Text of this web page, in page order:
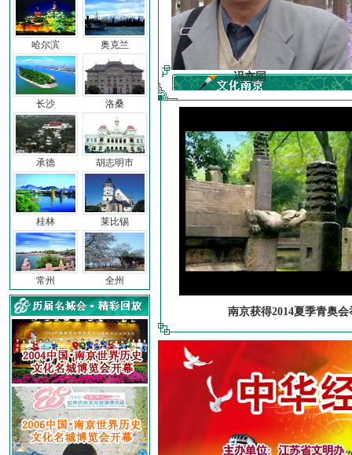
哈尔滨
长沙
承德
桂林
常州
奥克兰
洛桑
胡志明市
莱比锡
全州
前子 冯亦同
南京获得2014夏季青奥会